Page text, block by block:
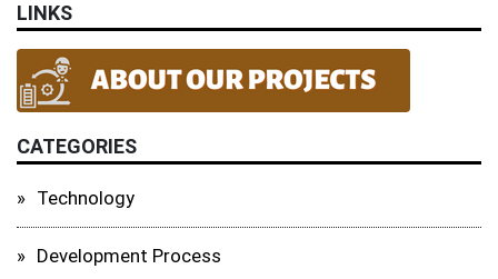
LINKS
CATEGORIES
Technology
Development Process